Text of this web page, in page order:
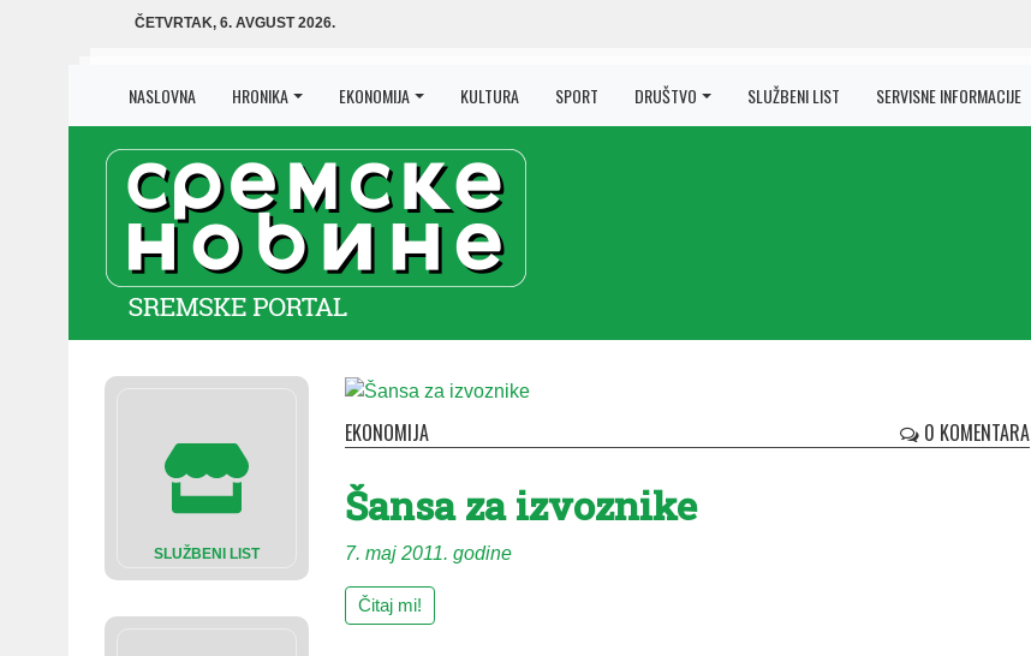
ČETVRTAK, 6. AVGUST 2026.
NASLOVNA HRONIKA EKONOMIJA KULTURA SPORT DRUŠTVO SLUŽBENI LIST SERVISNE INFORMACIJE
SLUŽBENI LIST
EKONOMIJA 0 KOMENTARA
Šansa za izvoznike
7. maj 2011. godine
Čitaj mi!